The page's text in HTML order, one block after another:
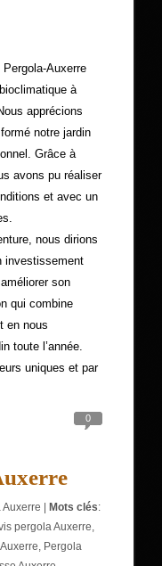
Auxerre
à
apprécions
notre jardin
Grâce à
avons pu réaliser
et avec un
nous dirions
investissement
son
qui combine
en nous
toute l’année.
uniques et par
0
Auxerre Mots clés:
pergola Auxerre,
, Pergola